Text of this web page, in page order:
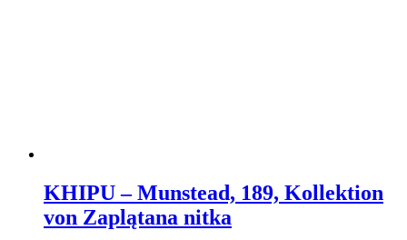
KHIPU – Munstead, 189, Kollektion
von Zaplątana nitka